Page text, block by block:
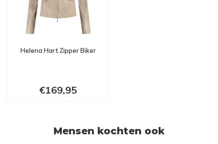
Helena Hart Zipper Biker
€169,95
Mensen kochten ook